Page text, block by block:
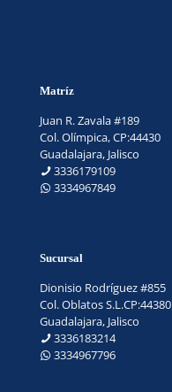
Matríz
Juan R. Zavala #189
Col. Olímpica, CP:44430
Guadalajara, Jalisco
3336179109
3334967849
Sucursal
Dionisio Rodríguez #855
Col. Oblatos S.L.CP:44380
Guadalajara, Jalisco
3336183214
3334967796